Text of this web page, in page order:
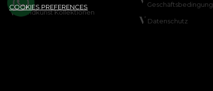
COOKIES PREFERENCES
Wandkunst Kollektionen
Datenschutz